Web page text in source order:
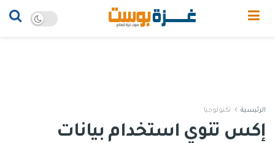
الرئيسية تكنولوجيا
إكس تنوي استخدام بيانات